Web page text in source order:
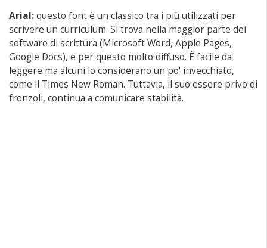
Arial:questo font è un classico tra i più utilizzati per
scrivere un curriculum. Si trova nella maggior parte dei
software di scrittura (Microsoft Word, Apple Pages,
Google Docs), e per questo molto diffuso. È facile da
leggere ma alcuni lo considerano un po' invecchiato,
come il Times New Roman. Tuttavia, il suo essere privo di
fronzoli, continua a comunicare stabilità.